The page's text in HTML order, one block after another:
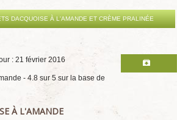
DACQUOISE À L'AMANDE ET CRÈME PRALINÉE
: 21 février 2016
- 4.8 sur 5 sur la base de
À L'AMANDE